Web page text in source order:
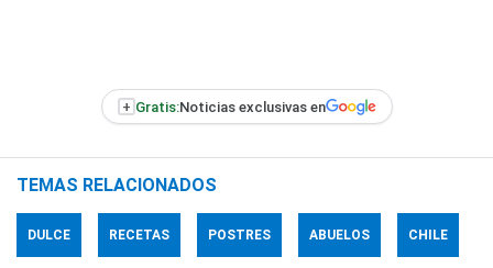
+ Gratis:Noticias exclusivas en
TEMAS RELACIONADOS
DULCE RECETAS POSTRES ABUELOS CHILE